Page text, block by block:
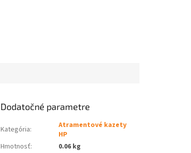
Dodatočné parametre
Kategória:
Atramentové kazety
HP
Hmotnosť:
0.06 kg